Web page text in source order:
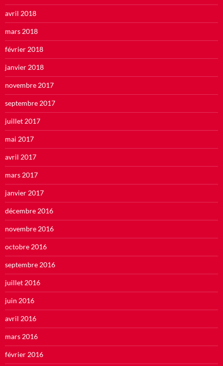
avril 2018
mars 2018
février 2018
janvier 2018
novembre 2017
septembre 2017
juillet 2017
mai 2017
avril 2017
mars 2017
janvier 2017
décembre 2016
novembre 2016
octobre 2016
septembre 2016
juillet 2016
juin 2016
avril 2016
mars 2016
février 2016